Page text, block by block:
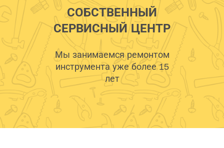
СОБСТВЕННЫЙ
СЕРВИСНЫЙ ЦЕНТР
Мы занимаемся ремонтом
инструмента уже более 15
лет